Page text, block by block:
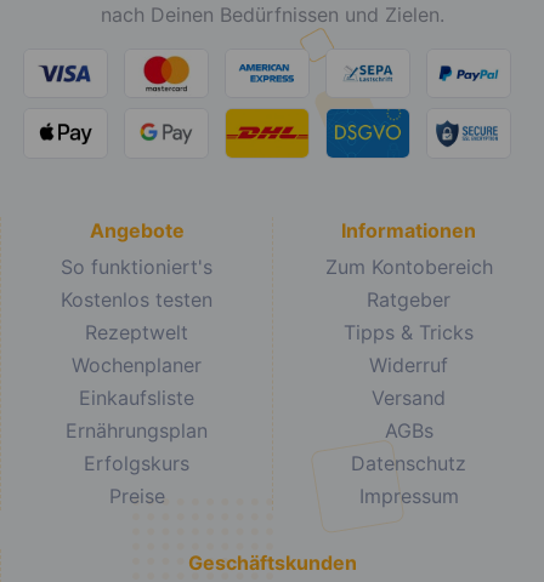
nach Deinen Bedürfnissen und Zielen.
Angebote
So funktioniert's
Kostenlos testen
Rezeptwelt
Wochenplaner
Einkaufsliste
Ernährungsplan
Erfolgskurs
Preise
Informationen
Zum Kontobereich
Ratgeber
Tipps & Tricks
Widerruf
Versand
AGBs
Datenschutz
Impressum
Geschäftskunden